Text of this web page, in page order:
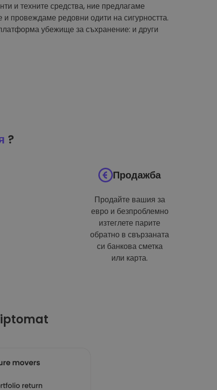
и техните средства, ние предлагаме
провеждаме редовни одити на сигурността.
убежище за съхранение: и други
?
Продажба
Продайте вашия за
евро и безпроблемно
изтеглете парите
обратно в свързаната
си банкова сметка
или карта.